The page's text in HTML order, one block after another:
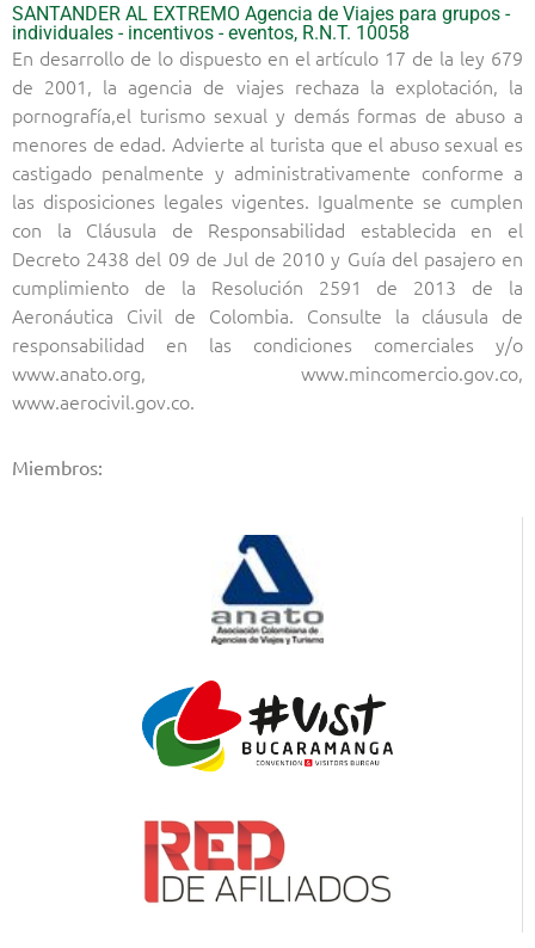
SANTANDER AL EXTREMO Agencia de Viajes para grupos -
individuales - incentivos - eventos, R.N.T. 10058
En desarrollo de lo dispuesto en el artículo 17 de la ley 679
de 2001, la agencia de viajes rechaza la explotación, la
pornografía,el turismo sexual y demás formas de abuso a
menores de edad. Advierte al turista que el abuso sexual es
castigado penalmente y administrativamente conforme a
las disposiciones legales vigentes. Igualmente se cumplen
con la Cláusula de Responsabilidad establecida en el
Decreto 2438 del 09 de Jul de 2010 y Guía del pasajero en
cumplimiento de la Resolución 2591 de 2013 de la
Aeronáutica Civil de Colombia. Consulte la cláusula de
responsabilidad en las condiciones comerciales y/o
www.anato.org, www.mincomercio.gov.co,
www.aerocivil.gov.co.
Miembros: